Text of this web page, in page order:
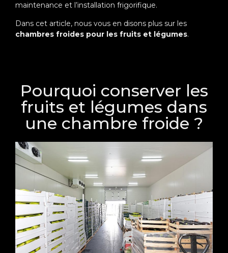
maintenance et l’installation frigorifique.
Dans cet article, nous vous en disons plus sur les
chambres froides pour les fruits et légumes.
Pourquoi conserver les
fruits et légumes dans
une chambre froide ?